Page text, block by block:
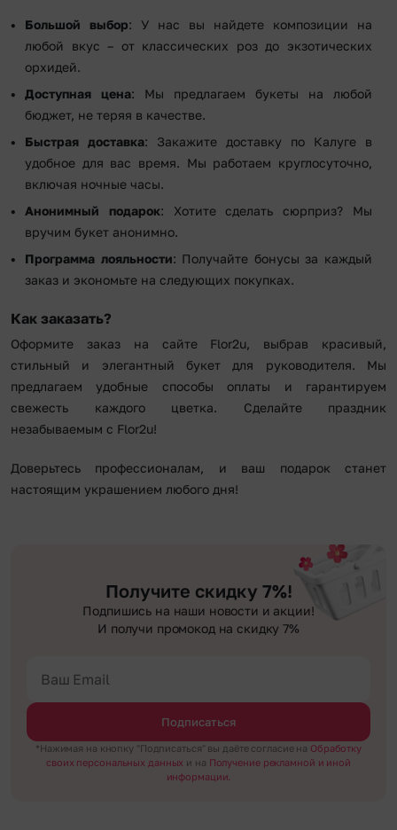
Большой выбор: У нас вы найдете композиции на
любой вкус – от классических роз до экзотических
орхидей.
Доступная цена: Мы предлагаем букеты на любой
бюджет, не теряя в качестве.
Быстрая доставка: Закажите доставку по Калуге в
удобное для вас время. Мы работаем круглосуточно,
включая ночные часы.
Анонимный подарок: Хотите сделать сюрприз? Мы
вручим букет анонимно.
Программа лояльности: Получайте бонусы за каждый
заказ и экономьте на следующих покупках.
Как заказать?
Оформите заказ на сайте Flor2u, выбрав красивый,
стильный и элегантный букет для руководителя. Мы
предлагаем удобные способы оплаты и гарантируем
свежесть каждого цветка. Сделайте праздник
незабываемым с Flor2u!
Доверьтесь профессионалам, и ваш подарок станет
настоящим украшением любого дня!
Получите скидку 7%!
Подпишись на наши новости и акции!
И получи промокод на скидку 7%
Подписаться
*Нажимая на кнопку "Подписаться" вы даёте согласие на Обработку
своих персональных данных и на Получение рекламной и иной
информации.